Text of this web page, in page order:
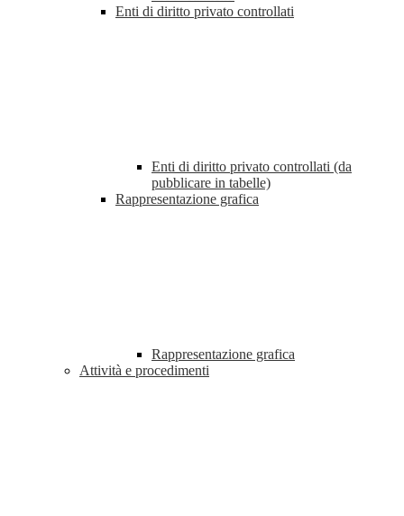
Enti di diritto privato controllati
Enti di diritto privato controllati (da
pubblicare in tabelle)
Rappresentazione grafica
Rappresentazione grafica
Attività e procedimenti